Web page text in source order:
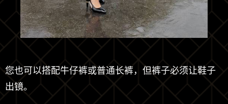
您也可以搭配牛仔裤或普通长裤，但裤子必须让鞋子
出镜。